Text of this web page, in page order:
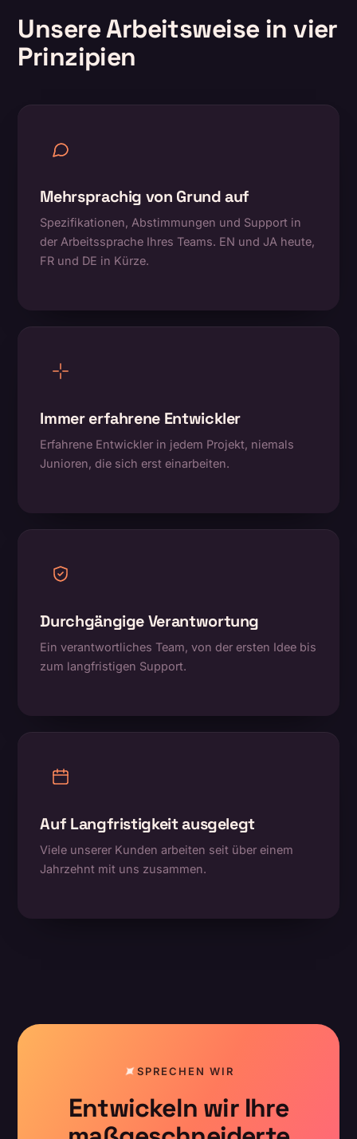
Unsere Arbeitsweise in vier
Prinzipien
Mehrsprachig von Grund auf
Spezifikationen, Abstimmungen und Support in
der Arbeitssprache Ihres Teams. EN und JA heute,
FR und DE in Kürze.
Immer erfahrene Entwickler
Erfahrene Entwickler in jedem Projekt, niemals
Junioren, die sich erst einarbeiten.
Durchgängige Verantwortung
Ein verantwortliches Team, von der ersten Idee bis
zum langfristigen Support.
Auf Langfristigkeit ausgelegt
Viele unserer Kunden arbeiten seit über einem
Jahrzehnt mit uns zusammen.
SPRECHEN WIR
Entwickeln wir Ihre